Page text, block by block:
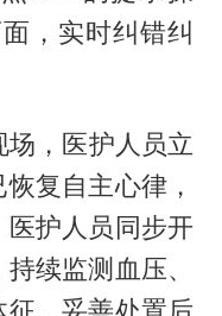
，实时纠错纠
，医护人员立
复自主心律，
护人员同步开
续监测血压、